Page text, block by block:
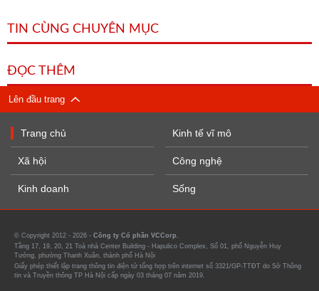
TIN CÙNG CHUYÊN MỤC
ĐỌC THÊM
Lên đầu trang
Trang chủ
Xã hội
Kinh doanh
Kinh tế vĩ mô
Công nghệ
Sống
© Copyright 2012 - 2026 - Công ty Cổ phần VCCorp.
Tầng 17, 19, 20, 21 Toà nhà Center Building - Hapulico Complex, Số 01, phố Nguyễn Huy
Tưởng, phường Thanh Xuân, thành phố Hà Nội
Giấy phép thiết lập trang thông tin điện tử tổng hợp trên internet số 3321/GP-TTĐT do Sở Thông
tin và Truyền thông TP Hà Nội cấp ngày 03 tháng 07 năm 2019.